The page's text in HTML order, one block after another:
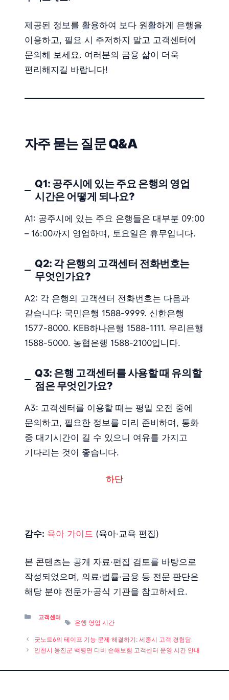
제공된 정보를 활용하여 보다 원활하게 은행을
이용하고, 필요 시 주저하지 말고 고객센터에
문의해 보세요. 여러분의 금융 삶이 더욱
편리해지길 바랍니다!
자주 묻는 질문 Q&A
Q1: 공주시에 있는 주요 은행의 영업
시간은 어떻게 되나요?
A1: 공주시에 있는 주요 은행들은 대부분 09:00
– 16:00까지 영업하며, 토요일은 휴무입니다.
Q2: 각 은행의 고객센터 전화번호는
무엇인가요?
A2: 각 은행의 고객센터 전화번호는 다음과
같습니다: 국민은행 1588-9999. 신한은행
1577-8000. KEB하나은행 1588-1111. 우리은행
1588-5000. 농협은행 1588-2100입니다.
Q3: 은행 고객센터를 사용할 때 유의할
점은 무엇인가요?
A3: 고객센터를 이용할 때는 평일 오전 중에
문의하고, 필요한 정보를 미리 준비하며, 통화
중 대기시간이 길 수 있으니 여유를 가지고
기다리는 것이 좋습니다.
하단
감수: 육아 가이드 (육아·교육 편집)
본 콘텐츠는 공개 자료·편집 검토를 바탕으로
작성되었으며, 의료·법률·금융 등 전문 판단은
해당 분야 전문가·공식 기관을 참고하세요.
Categories
고객센터
Tags
은행 영업 시간
굿노트6의 테이프 기능 문제 해결하기: 세종시 고객 경험담
인천시 옹진군 백령면 디비 손해보험 고객센터 운영 시간 안내